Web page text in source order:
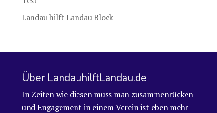
Landau hilft Landau Block
Über LandauhilftLandau.de
In Zeiten wie diesen muss man zusammenrücken
und Engagement in einem Verein ist eben mehr